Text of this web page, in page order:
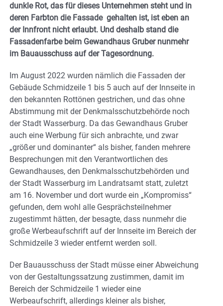
dunkle Rot, das für dieses Unternehmen steht und in
deren Farbton die Fassade gehalten ist, ist eben an
der Innfront nicht erlaubt. Und deshalb stand die
Fassadenfarbe beim Gewandhaus Gruber nunmehr
im Bauausschuss auf der Tagesordnung.
Im August 2022 wurden nämlich die Fassaden der
Gebäude Schmidzeile 1 bis 5 auch auf der Innseite in
den bekannten Rottönen gestrichen, und das ohne
Abstimmung mit der Denkmalsschutzbehörde noch
der Stadt Wasserburg. Da das Gewandhaus Gruber
auch eine Werbung für sich anbrachte, und zwar
„größer und dominanter“ als bisher, fanden mehrere
Besprechungen mit den Verantwortlichen des
Gewandhauses, den Denkmalsschutzbehörden und
der Stadt Wasserburg im Landratsamt statt, zuletzt
am 16. November und dort wurde ein „Kompromiss“
gefunden, dem wohl alle Gesprächsteilnehmer
zugestimmt hätten, der besagte, dass nunmehr die
große Werbeaufschrift auf der Innseite im Bereich der
Schmidzeile 3 wieder entfernt werden soll.
Der Bauausschuss der Stadt müsse einer Abweichung
von der Gestaltungssatzung zustimmen, damit im
Bereich der Schmidzeile 1 wieder eine
Werbeaufschrift, allerdings kleiner als bisher,